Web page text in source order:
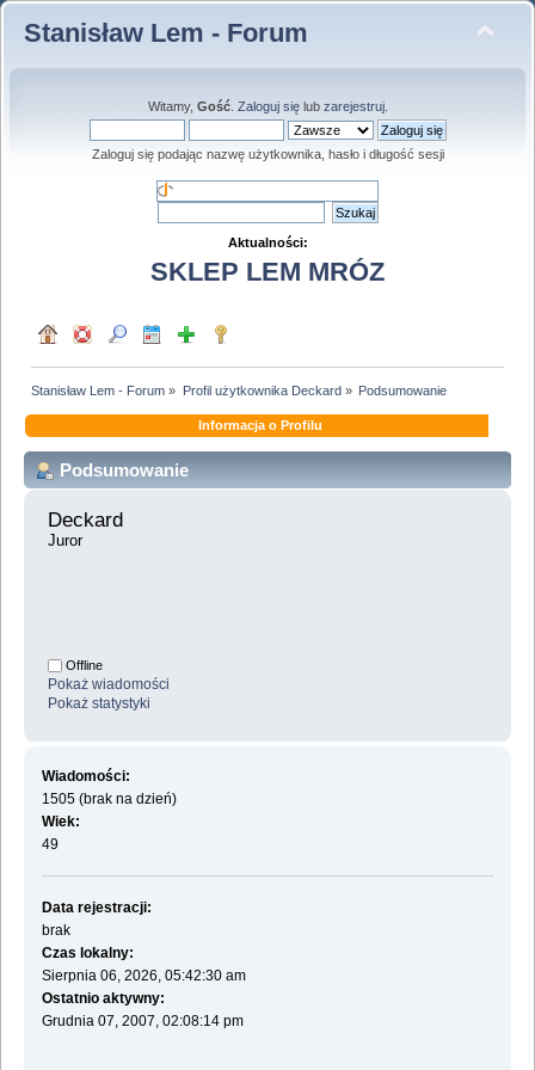
Stanisław Lem - Forum
Witamy, Gość. Zaloguj sięlub zarejestruj.
Zaloguj się podając nazwę użytkownika, hasło i długość sesji
Aktualności:
SKLEP LEM MRÓZ
Stanisław Lem - Forum » Profil użytkownika Deckard» Podsumowanie
Informacja o Profilu
Podsumowanie
Deckard
Juror
Offline
Pokaż wiadomości
Pokaż statystyki
Wiadomości:
1505 (brak na dzień)
Wiek:
49
Data rejestracji:
brak
Czas lokalny:
Sierpnia 06, 2026, 05:42:30 am
Ostatnio aktywny:
Grudnia 07, 2007, 02:08:14 pm